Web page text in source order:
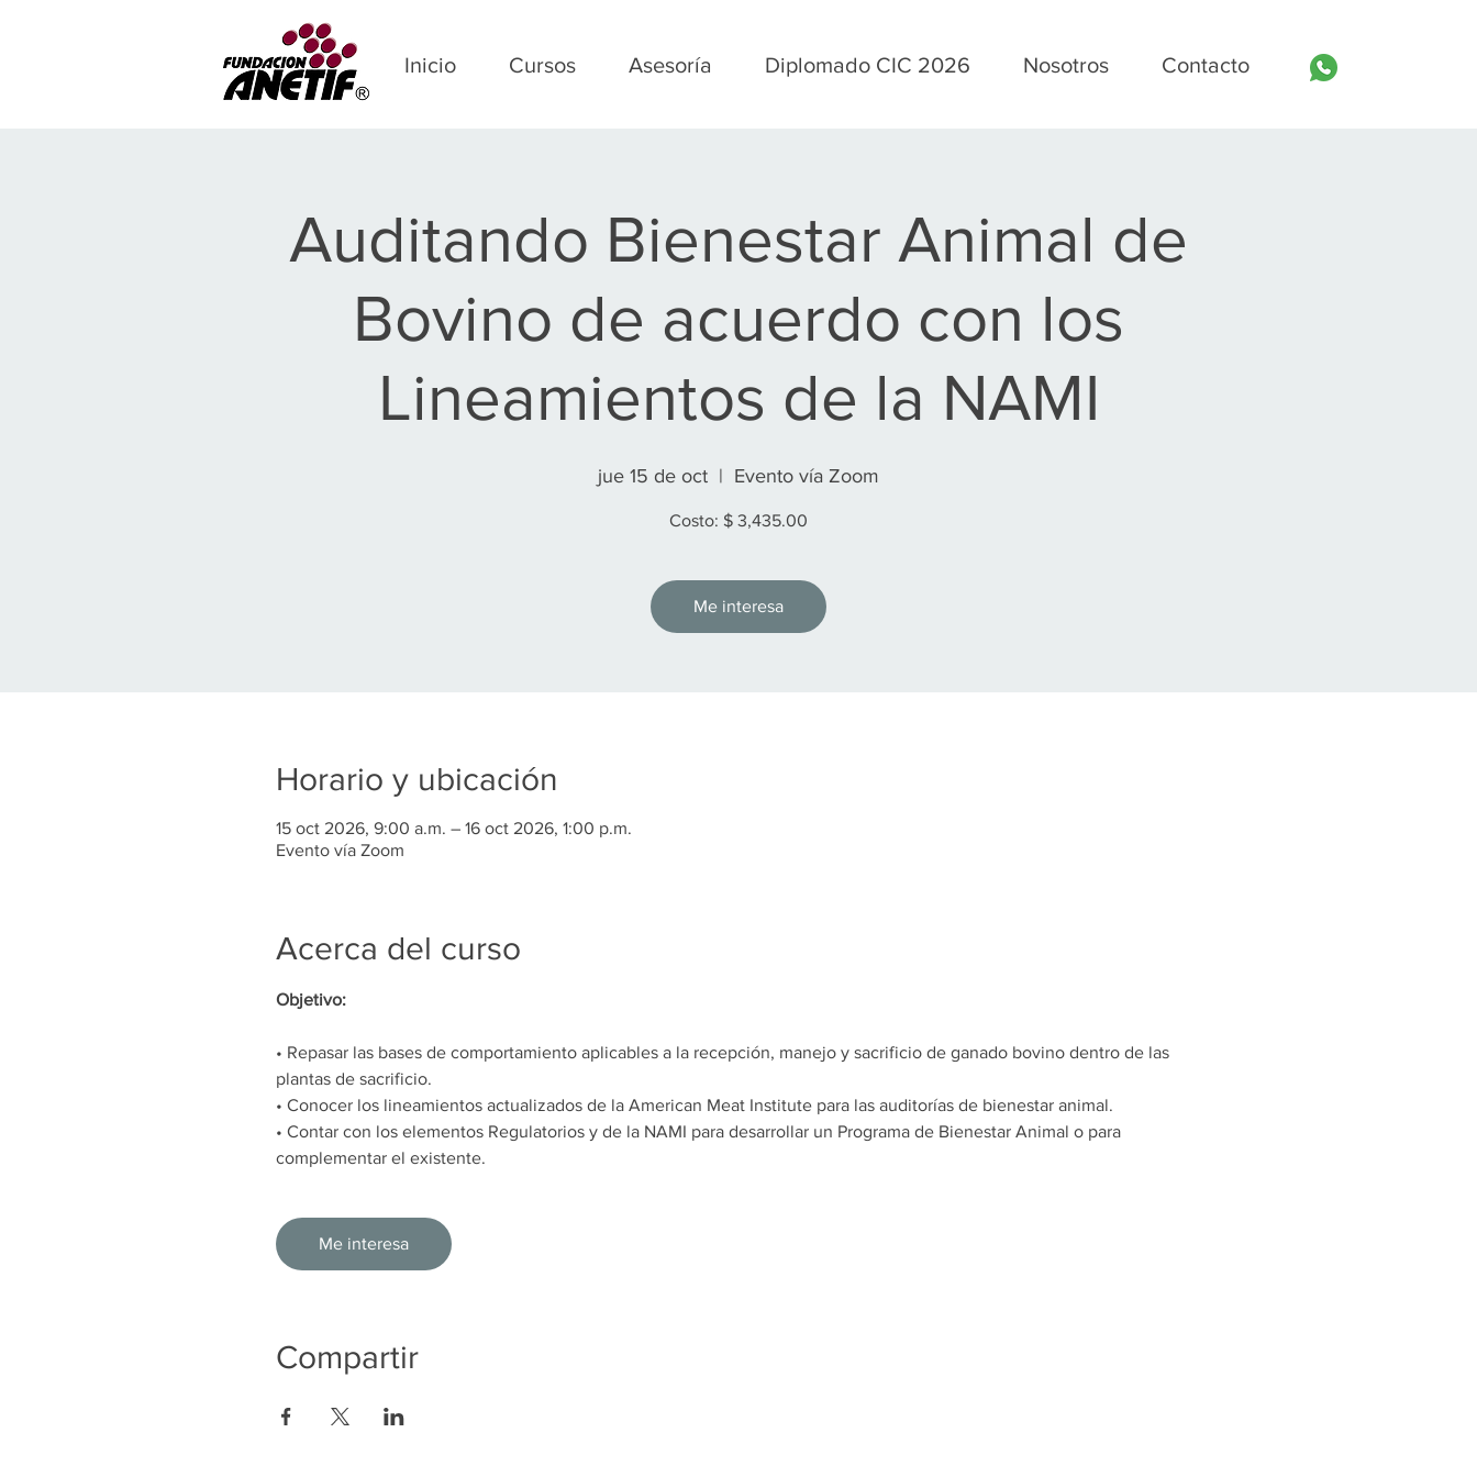
Inicio Cursos Asesoría Diplomado CIC 2026 Nosotros Contacto
Auditando Bienestar Animal de
Bovino de acuerdo con los
Lineamientos de la NAMI
jue 15 de oct
  |
Evento vía Zoom
Costo: $ 3,435.00
Me interesa
Horario y ubicación
15 oct 2026, 9:00 a.m. – 16 oct 2026, 1:00 p.m.
Evento vía Zoom
Acerca del curso
Objetivo:
• Repasar las bases de comportamiento aplicables a la recepción, manejo y sacrificio de ganado bovino dentro de las
plantas de sacrificio.
• Conocer los lineamientos actualizados de la American Meat Institute para las auditorías de bienestar animal.
• Contar con los elementos Regulatorios y de la NAMI para desarrollar un Programa de Bienestar Animal o para
complementar el existente.
Me interesa
Compartir